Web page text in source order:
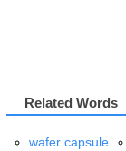
Related Words
wafer capsule